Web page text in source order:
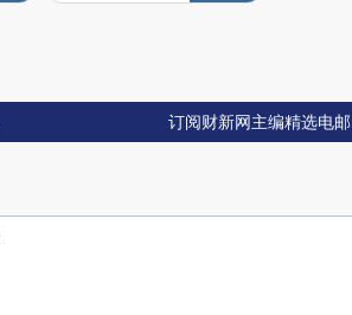
订阅财新网主编精选电邮